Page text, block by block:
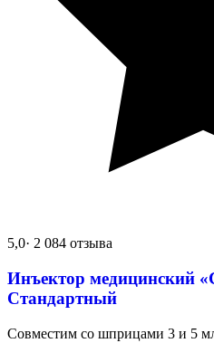
5,0· 2 084 отзыва
Инъектор медицинский
Стандартный
Совместим со шприцами 3 и 5